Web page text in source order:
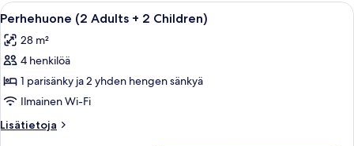
1
Avaa
kaikki
huonetyypin
Perhehuone
(2
Adults
+
2
Moderni hotellihuone, jossa on
5
Perhehuone (2 Adults + 2 Children)
28 m²
4 henkilöä
1 parisänky ja 2 yhden hengen sänkyä
Ilmainen Wi-Fi
Lisätietoja
Lisätietoja